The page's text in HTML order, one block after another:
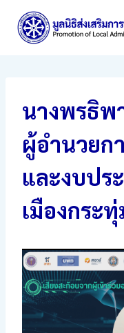
content
นางพรธิพ
ผู้อำนวยก
และงบปร
เมืองกระ